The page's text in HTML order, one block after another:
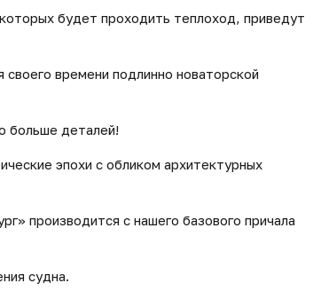
будет проходить теплоход, приведут
времени подлинно новаторской
больше деталей!
эпохи c обликом архитектурных
производится с нашего базового причала
судна.